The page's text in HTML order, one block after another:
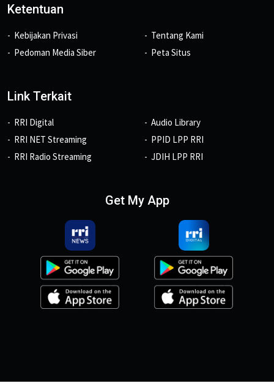
Ketentuan
Kebijakan Privasi
Pedoman Media Siber
Tentang Kami
Peta Situs
Link Terkait
RRI Digital
RRI NET Streaming
RRI Radio Streaming
Audio Library
PPID LPP RRI
JDIH LPP RRI
Get My App